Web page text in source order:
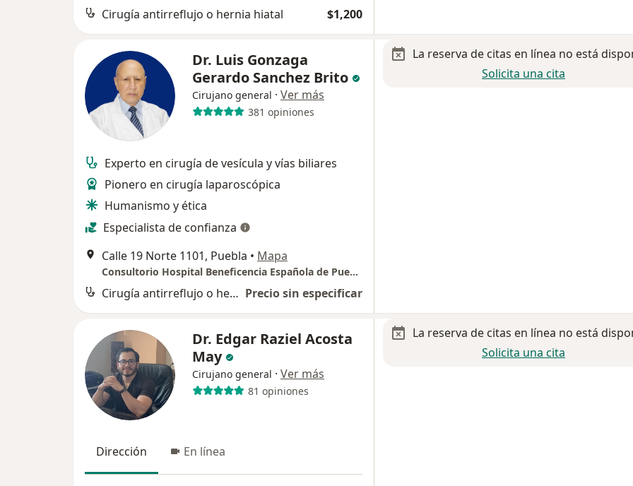
Cirugía antirreflujo o hernia hiatal $1,200
Dr. Luis Gonzaga
Gerardo Sanchez Brito
Cirujano general · Ver más
381 opiniones
Experto en cirugía de vesícula y vías biliares
Pionero en cirugía laparoscópica
Humanismo y ética
Especialista de confianza
Calle 19 Norte 1101, Puebla • Mapa
Consultorio Hospital Beneficencia Española de Puebla
Cirugía antirreflujo o hernia hiatal Precio sin especificar
La reserva de citas en línea no está
Solicita una cita
Dr. Edgar Raziel Acosta
May
Cirujano general · Ver más
81 opiniones
Dirección En línea
La reserva de citas en línea no está
Solicita una cita